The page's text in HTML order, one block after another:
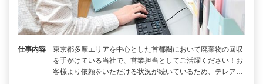
仕事内容
東京都多摩エリアを中心とした首都圏において廃棄物の回収
を手がけている当社で、営業担当としてご活躍ください！お
客様より依頼をいただける状況が続いているため、テレア…